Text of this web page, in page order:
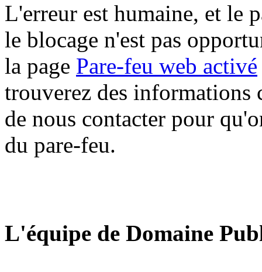
L'erreur est humaine, et le
le blocage n'est pas
la page Pare-feu web activé
trouverez des informations
de nous contacter pour
du pare-feu.
L'équipe de Domaine